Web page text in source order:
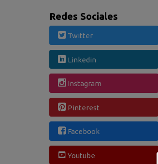
Redes Sociales
Twitter
Linkedin
Instagram
Pinterest
Facebook
Youtube